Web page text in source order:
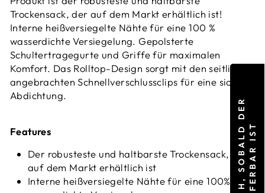
Trockensack, der auf dem Markt erhältlich ist!
Interne heißversiegelte Nähte für eine 100 %
wasserdichte Versiegelung. Gepolsterte
Schultertragegurte und Griffe für maximalen
Komfort. Das Rolltop-Design sorgt mit den seitlich
angebrachten Schnellverschlussclips für eine sichere
Abdichtung.
Features
Der robusteste und haltbarste Trockensack, der
auf dem Markt erhältlich ist
Interne heißversiegelte Nähte für eine 100%